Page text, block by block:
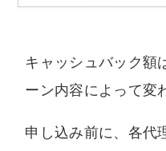
キャッシュバック額
ーン内容によって変
申し込み前に、各代